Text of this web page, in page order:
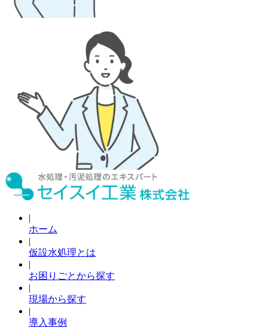
|
ホーム
|
仮設水処理とは
|
お困りごとから探す
|
現場から探す
|
導入事例